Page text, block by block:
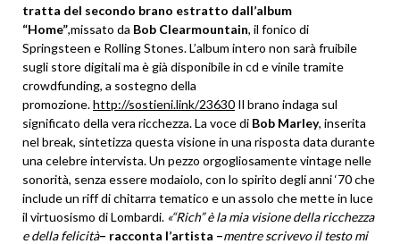
tratta del secondo brano estratto dall’album
“Home”,missato da Bob Clearmountain, il fonico di
Springsteen e Rolling Stones. L’album intero non sarà fruibile
sugli store digitali ma è già disponibile in cd e vinile tramite
crowdfunding, a sostegno della
promozione.http://sostieni.link/23630 Il brano indaga sul
significato della vera ricchezza. La voce di Bob Marley, inserita
nel break, sintetizza questa visione in una risposta data durante
una celebre intervista. Un pezzo orgogliosamente vintage nelle
sonorità, senza essere modaiolo, con lo spirito degli anni ‘70 che
include un riff di chitarra tematico e un assolo che mette in luce
il virtuosismo di Lombardi. «“Rich” è la mia visione della ricchezza
e della felicità– racconta l’artista –mentre scrivevo il testo mi